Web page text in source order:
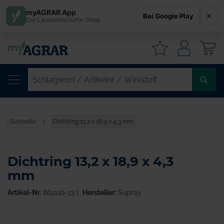
Startseite Dichtring 13,2 x 18,9 x 4,3 mm
Dichtring 13,2 x 18,9 x 4,3
mm
Artikel-Nr. 862116-13 Hersteller:Supray
myAGRAR App
Der Landwirtschafts-Shop Bei Google Play